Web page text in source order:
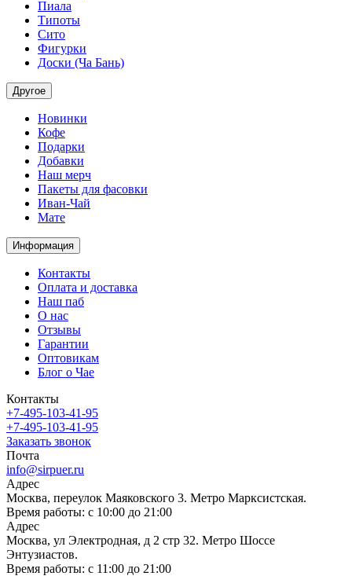
Пиала
Типоты
Сито
Фигурки
Доски (Ча Бань)
Другое
Новинки
Кофе
Подарки
Добавки
Наш мерч
Пакеты для фасовки
Иван-Чай
Мате
Информация
Контакты
Оплата и доставка
Наш паб
О нас
Отзывы
Гарантии
Оптовикам
Блог о Чае
Контакты
+7-495-103-41-95
+7-495-103-41-95
Заказать звонок
Почта
info@sirpuer.ru
Адрес
Москва, переулок Маяковского 3. Метро Марксистская.
Время работы: с 10:00 до 21:00
Адрес
Москва, ул Электродная, д 2 стр 32. Метро Шоссе
Энтузиастов.
Время работы: с 11:00 до 21:00